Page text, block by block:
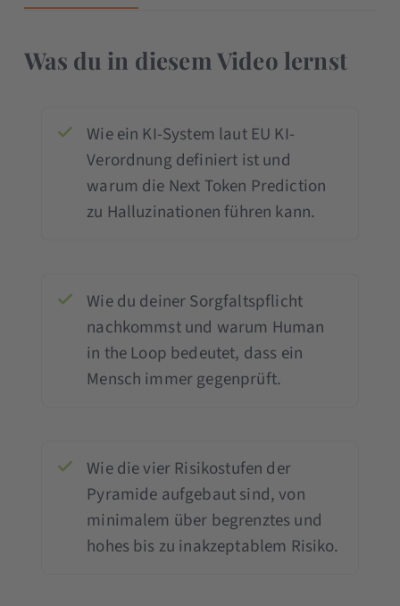
Was du in diesem Video lernst
Wie ein KI-System laut EU KI-
Verordnung definiert ist und
warum die Next Token Prediction
zu Halluzinationen führen kann.
Wie du deiner Sorgfaltspflicht
nachkommst und warum Human
in the Loop bedeutet, dass ein
Mensch immer gegenprüft.
Wie die vier Risikostufen der
Pyramide aufgebaut sind, von
minimalem über begrenztes und
hohes bis zu inakzeptablem Risiko.